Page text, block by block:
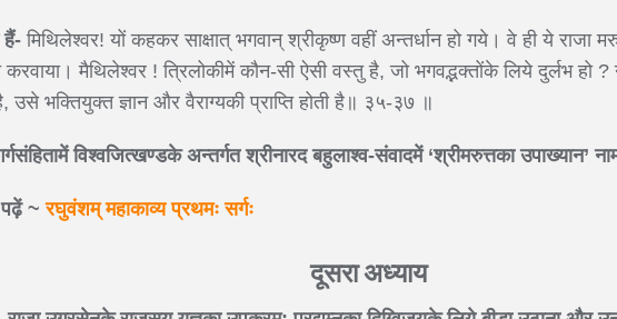
हैं-मिथिलेश्वर! यों कहकर साक्षात् भगवान् श्रीकृष्ण वहीं अन्तर्धान हो गये। वे ही ये राजा
मैथिलेश्वर ! त्रिलोकीमें कौन-सी ऐसी वस्तु है, जो भगवद्भक्तोंके लिये दुर्लभ हो ?
उसे भक्तियुक्त ज्ञान और वैराग्यकी प्राप्ति होती है॥ ३५-३७ ॥
विश्वजित्खण्डके अन्तर्गत श्रीनारद बहुलाश्व-संवादमें ‘श्रीमरुत्तका
पढ़ें ~रघुवंशम् महाकाव्य प्रथमः सर्गः
दूसरा अध्याय